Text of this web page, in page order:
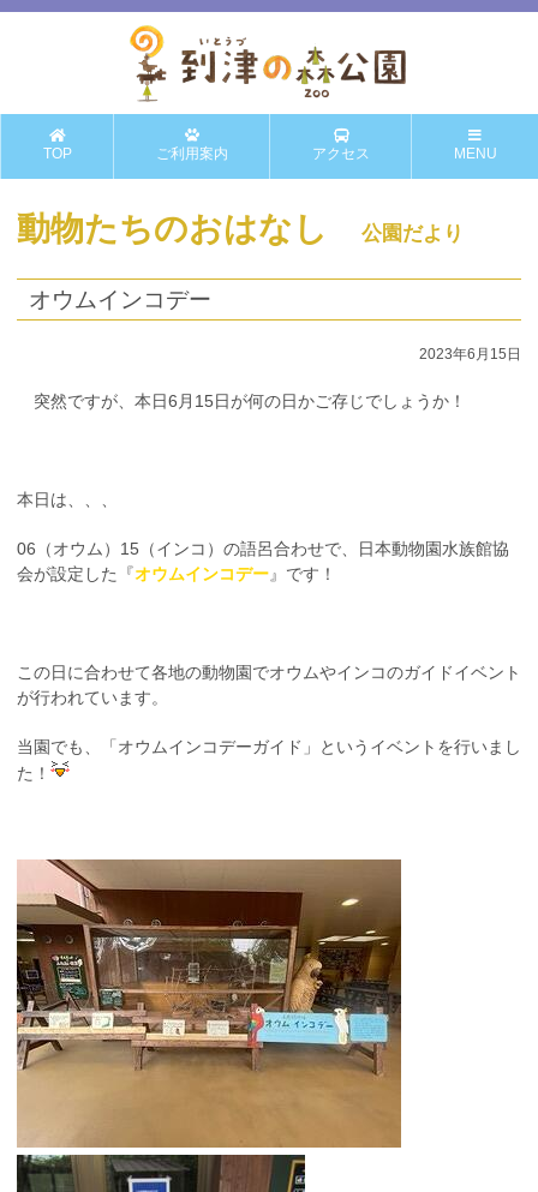
TOP ご利用案内 アクセス MENU
動物たちのおはなし 公園だより
オウムインコデー
2023年6月15日
突然ですが、本日6月15日が何の日かご存じでしょうか！
本日は、、、
06（オウム）15（インコ）の語呂合わせで、日本動物園水族館協
会が設定した『オウムインコデー』です！
この日に合わせて各地の動物園でオウムやインコのガイドイベント
が行われています。
当園でも、「オウムインコデーガイド」というイベントを行いまし
た！